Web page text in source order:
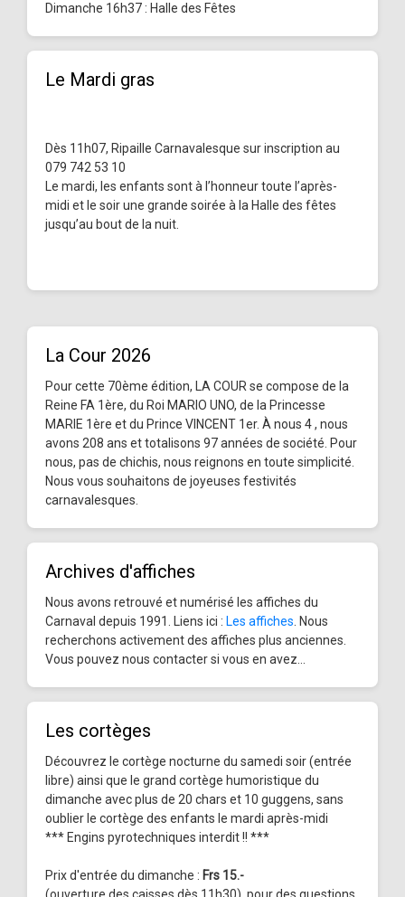
Dimanche 16h37 : Halle des Fêtes
Le Mardi gras
Dès 11h07, Ripaille Carnavalesque sur inscription au
079 742 53 10
Le mardi, les enfants sont à l’honneur toute l’après-
midi et le soir une grande soirée à la Halle des fêtes
jusqu’au bout de la nuit.
La Cour 2026
Pour cette 70ème édition, LA COUR se compose de la
Reine FA 1ère, du Roi MARIO UNO, de la Princesse
MARIE 1ère et du Prince VINCENT 1er. À nous 4 , nous
avons 208 ans et totalisons 97 années de société. Pour
nous, pas de chichis, nous reignons en toute simplicité.
Nous vous souhaitons de joyeuses festivités
carnavalesques.
Archives d'affiches
Nous avons retrouvé et numérisé les affiches du
Carnaval depuis 1991. Liens ici : Les affiches . Nous
recherchons activement des affiches plus anciennes.
Vous pouvez nous contacter si vous en avez...
Les cortèges
Découvrez le cortège nocturne du samedi soir (entrée
libre) ainsi que le grand cortège humoristique du
dimanche avec plus de 20 chars et 10 guggens, sans
oublier le cortège des enfants le mardi après-midi
*** Engins pyrotechniques interdit !! ***
Prix d'entrée du dimanche : Frs 15.-